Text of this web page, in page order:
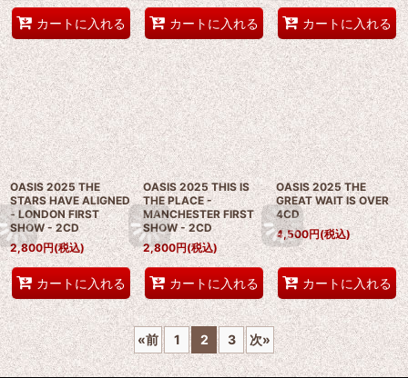
カートに入れる カートに入れる カートに入れる
OASIS 2025 THE
STARS HAVE ALIGNED
- LONDON FIRST
SHOW - 2CD
2,800円(税込)
カートに入れる
OASIS 2025 THIS IS
THE PLACE -
MANCHESTER FIRST
SHOW - 2CD
2,800円(税込)
カートに入れる
OASIS 2025 THE
GREAT WAIT IS OVER
4CD
4,500円(税込)
カートに入れる
«前 1 2 3 次»